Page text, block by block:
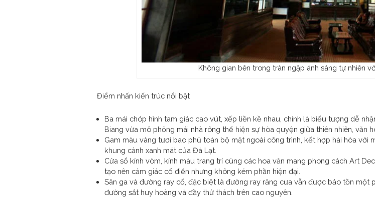
Không gian bên trong tràn ngập ánh sáng tự nhiên
Điểm nhấn kiến trúc nổi bật
Ba mái chóp hình tam giác cao vút, xếp liền kề nhau, chính là biểu tượng dễ
Biang vừa mô phỏng mái nhà rông thể hiện sự hòa quyện giữa thiên nhiên, văn
Gam màu vàng tươi bao phủ toàn bộ mặt ngoài công trình, kết hợp hài hòa với
khung cảnh xanh mát của Đà Lạt.
Cửa sổ kính vòm, kính màu trang trí cùng các hoa văn mang phong cách Art
tạo nên cảm giác cổ điển nhưng không kém phần hiện đại.
Sân ga và đường ray cổ, đặc biệt là đường ray răng cưa vẫn được bảo tồn một
đường sắt huy hoàng và đầy thử thách trên cao nguyên.